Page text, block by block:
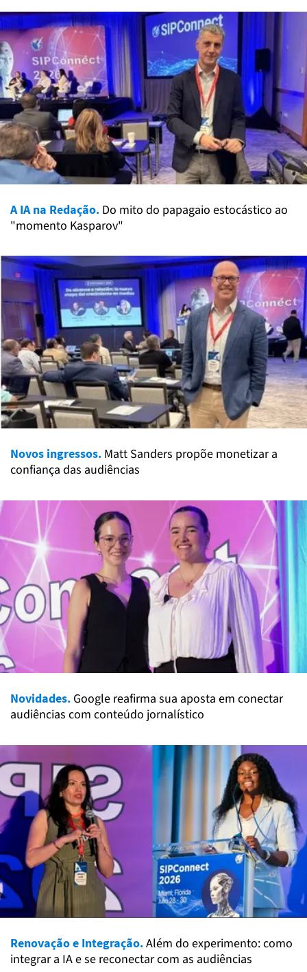
A IA na Redação. Do mito do papagaio estocástico ao
"momento Kasparov"
Novos ingressos. Matt Sanders propõe monetizar a
confiança das audiências
Novidades. Google reafirma sua aposta em conectar
audiências com conteúdo jornalístico
Renovação e Integração.Além do experimento: como
integrar a IA e se reconectar com as audiências